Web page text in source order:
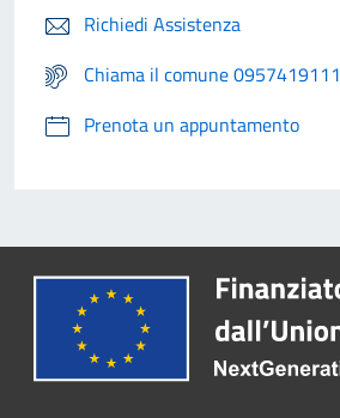
Richiedi Assistenza
Chiama il comune 0957419111
Prenota un appuntamento